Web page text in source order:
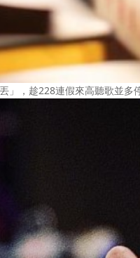
」，趁228連假來高聽歌並多